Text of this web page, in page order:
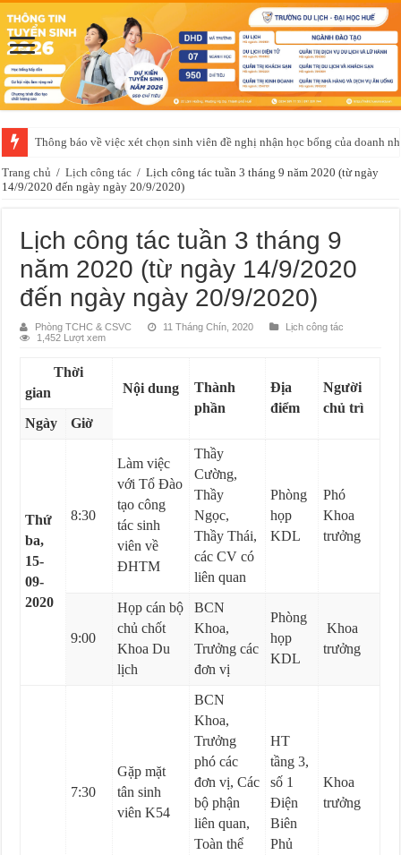
Thông báo về việc xét chọn sinh viên đề nghị nhận học bổng của doanh
Thông báo của Trung tâm Giáo dục quốc phòng và an ninh về việc học
Trang chủ / Lịch công tác / Lịch công tác tuần 3 tháng 9 năm 2020 (từ ngày
14/9/2020 đến ngày ngày 20/9/2020)
Lịch công tác tuần 3 tháng 9
năm 2020 (từ ngày 14/9/2020
đến ngày ngày 20/9/2020)
Phòng TCHC & CSVC 11 Tháng Chín, 2020
Lịch công tác
1,452 Lượt xem
Thời
gian
Nội dung
Thành
phần
Địa
điểm
Người
chủ trì
Ngày
Giờ
Thứ
ba,
15-
09-
2020
8:30
Làm việc
với Tổ Đào
tạo công
tác sinh
viên về
ĐHTM
Thầy
Cường,
Thầy
Ngọc,
Thầy Thái,
các CV có
liên quan
Phòng
họp
KDL
Phó
Khoa
trưởng
9:00
Họp cán bộ
chủ chốt
Khoa Du
lịch
BCN
Khoa,
Trưởng các
đơn vị
Phòng
họp
KDL
Khoa
trưởng
7:30
Gặp mặt
tân sinh
viên K54
BCN
Khoa,
Trưởng
phó các
đơn vị, Các
bộ phận
liên quan,
Toàn thể
HT
tầng 3,
số 1
Điện
Biên
Phủ
Khoa
trưởng